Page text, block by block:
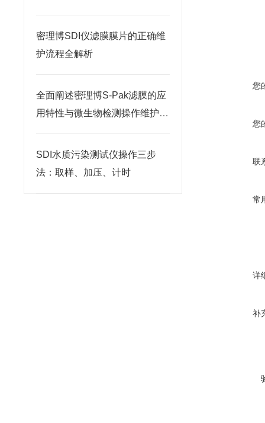
密理博SDI仪滤膜膜片的正确维
护流程全解析
全面阐述密理博S-Pak滤膜的应
用特性与微生物检测操作维护指
SDI水质污染测试仪操作三步
法：取样、加压、计时
您
您
联
常
详
补